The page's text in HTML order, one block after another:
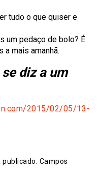
tudo o que quiser e
um pedaço de bolo? É
a mais amanhã.
diz a um
2015/02/05/13-
Campos